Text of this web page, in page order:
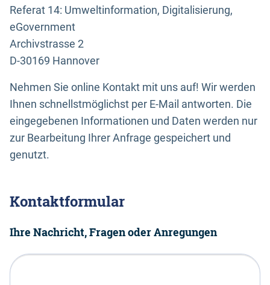
Referat 14: Umweltinformation, Digitalisierung,
eGovernment
Archivstrasse 2
D-30169 Hannover
Nehmen Sie online Kontakt mit uns auf! Wir werden
Ihnen schnellstmöglichst per E-Mail antworten. Die
eingegebenen Informationen und Daten werden nur
zur Bearbeitung Ihrer Anfrage gespeichert und
genutzt.
Kontaktformular
Ihre Nachricht, Fragen oder Anregungen